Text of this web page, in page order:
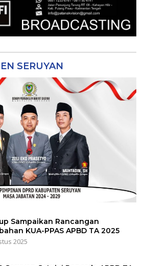
SERUYAN
Sampaikan Rancangan
KUA-PPAS APBD TA 2025
2025